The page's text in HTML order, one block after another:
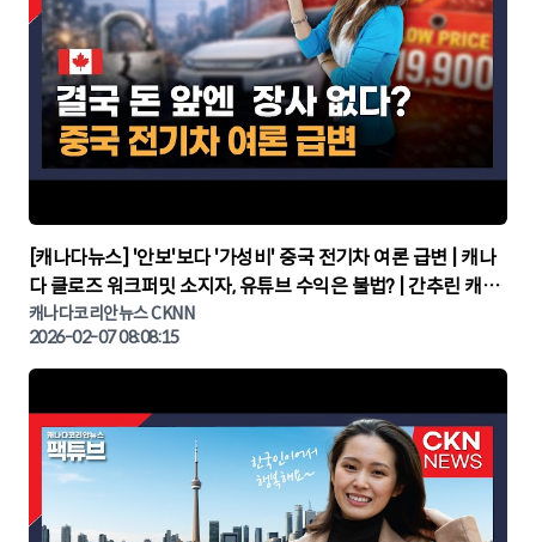
▶
[캐나다뉴스] '안보'보다 '가성비' 중국 전기차 여론 급변 | 캐나
다 클로즈 워크퍼밋 소지자, 유튜브 수익은 불법? | 간추린 캐나
다뉴스 | CKNNEWS, 캐나다코리안뉴스
캐나다코리안뉴스 CKNN
2026-02-07 08:08:15